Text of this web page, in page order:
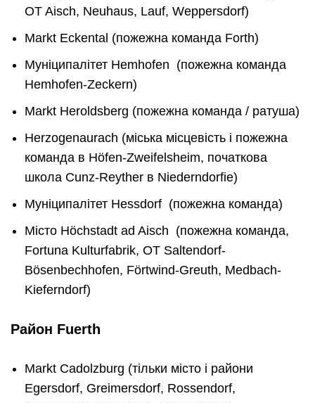
OT Aisch, Neuhaus, Lauf, Weppersdorf)
Markt Eckental (пожежна команда Forth)
Муніципалітет Hemhofen (пожежна команда
Hemhofen-Zeckern)
Markt Heroldsberg (пожежна команда / ратуша)
Herzogenaurach (міська місцевість і пожежна
команда в Höfen-Zweifelsheim, початкова
школа Cunz-Reyther в Niederndorfie)
Муніципалітет Hessdorf (пожежна команда)
Місто Höchstadt ad Aisch (пожежна команда,
Fortuna Kulturfabrik, OT Saltendorf-
Bösenbechhofen, Förtwind-Greuth, Medbach-
Kieferndorf)
Район Fuerth
Markt Cadolzburg (тільки місто і райони
Egersdorf, Greimersdorf, Rossendorf,